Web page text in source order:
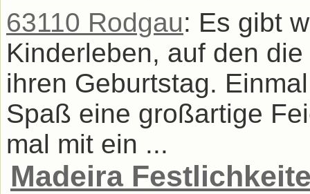
63110 Rodgau: Es gibt
Kinderleben, auf den
ihren Geburtstag.
Spaß eine großartige
mal mit ein ...
Madeira